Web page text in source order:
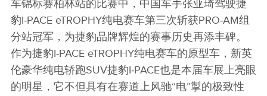
车锦标赛柏林站的比赛中，中国车手张亚琦驾驶捷
豹I‑PACE eTROPHY纯电赛车第三次斩获PRO‑AM组
分站冠军，为捷豹品牌辉煌的赛事历史再添丰碑。
作为捷豹I‑PACE eTROPHY纯电赛车的原型车，新英
伦豪华纯电轿跑SUV捷豹I‑PACE也是本届车展上亮眼
的明星，它不但具有在赛道上风驰“电”掣的极致性